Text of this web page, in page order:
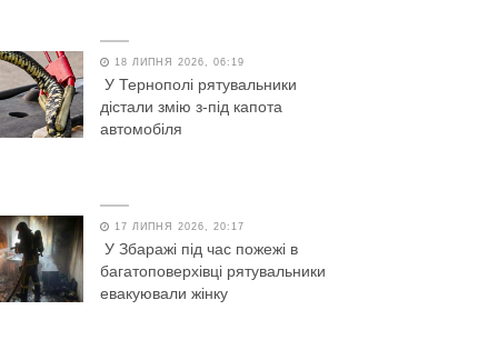
18 ЛИПНЯ 2026, 06:19
У Тернополі рятувальники
дістали змію з-під капота
автомобіля
17 ЛИПНЯ 2026, 20:17
У Збаражі під час пожежі в
багатоповерхівці рятувальники
евакуювали жінку